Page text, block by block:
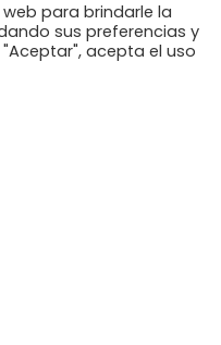
para brindarle la
sus preferencias y
acepta el uso